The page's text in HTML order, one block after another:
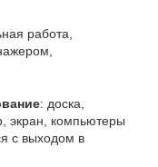
работа,
: доска,
экран, компьютеры
с выходом в